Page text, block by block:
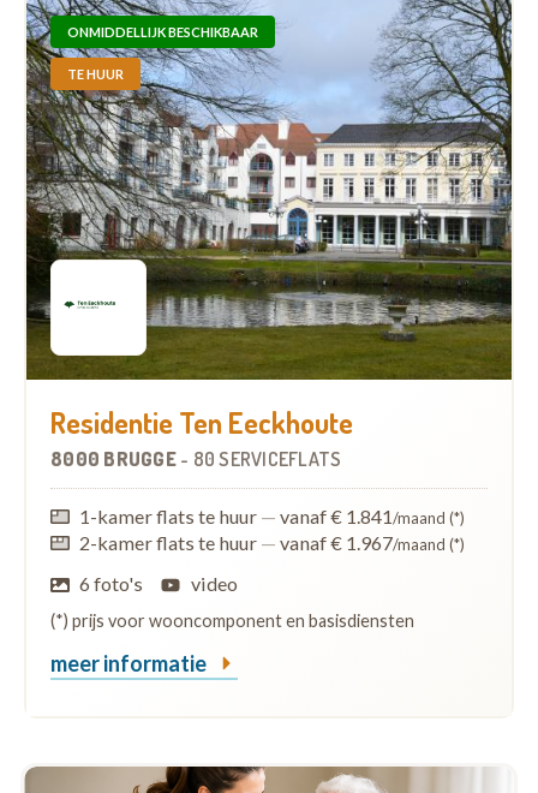
ONMIDDELLIJK BESCHIKBAAR
TE HUUR
Residentie Ten Eeckhoute
8000 BRUGGE - 80 SERVICEFLATS
1-kamer flats te huur — vanaf € 1.841/maand (*)
2-kamer flats te huur — vanaf € 1.967/maand (*)
6 foto's video
(*) prijs voor wooncomponent en basisdiensten
meer informatie